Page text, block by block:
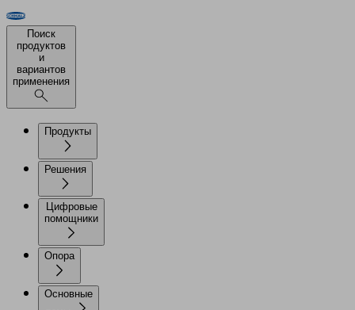
Поиск
продуктов
и
вариантов
применения
Продукты
Решения
Цифровые
помощники
Опора
Основные